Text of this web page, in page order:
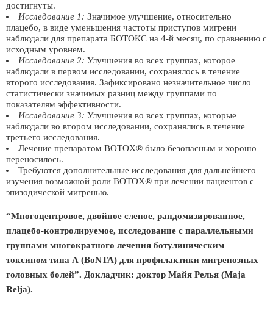
достигнуты.
Исследование 1: Значимое улучшение, относительно
плацебо, в виде уменьшения частоты приступов мигрени
наблюдали для препарата БОТОКС на 4-й месяц, по сравнению с
исходным уровнем.
Исследование 2: Улучшения во всех группах, которое
наблюдали в первом исследовании, сохранялось в течение
второго исследования. Зафиксировано незначительное число
статистически значимых разниц между группами по
показателям эффективности.
Исследование 3: Улучшения во всех группах, которые
наблюдали во втором исследовании, сохранялись в течение
третьего исследования.
Лечение препаратом BOTOX® было безопасным и хорошо
переносилось.
Требуются дополнительные исследования для дальнейшего
изучения возможной роли BOTOX® при лечении пациентов с
эпизодической мигренью.
“Многоцентровое, двойное слепое, рандомизированное,
плацебо-контролируемое, исследование с параллельными
группами многократного лечения ботулиническим
токсином типа А (BoNTA) для профилактики мигренозных
головных болей”. Докладчик: доктор Майя Релья (Maja
Relja).